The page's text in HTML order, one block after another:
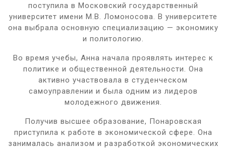
поступила в Московский государственный
университет имени М.В. Ломоносова. В университете
она выбрала основную специализацию — экономику
и политологию.
Во время учебы, Анна начала проявлять интерес к
политике и общественной деятельности. Она
активно участвовала в студенческом
самоуправлении и была одним из лидеров
молодежного движения.
Получив высшее образование, Понаровская
приступила к работе в экономической сфере. Она
занималась анализом и разработкой экономических